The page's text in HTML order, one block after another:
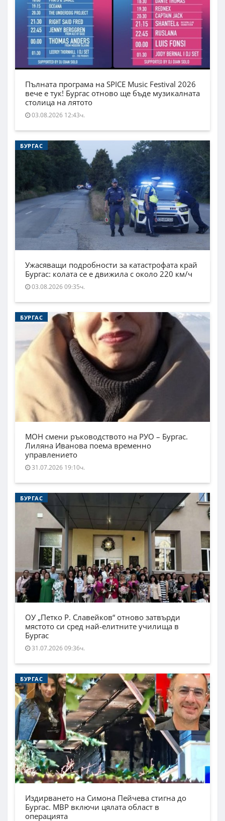
Пълната програма на SPICE Music Festival 2026
вече е тук! Бургас отново ще бъде музикалната
столица на лятото
03.08.2026 12:43ч.
БУРГАС
Ужасяващи подробности за катастрофата край
Бургас: колата се е движила с около 220 км/ч
03.08.2026 09:35ч.
БУРГАС
МОН смени ръководството на РУО – Бургас.
Лиляна Иванова поема временно
управлението
31.07.2026 19:10ч.
БУРГАС
ОУ „Петко Р. Славейков“ отново затвърди
мястото си сред най-елитните училища в
Бургас
31.07.2026 09:36ч.
БУРГАС
Издирването на Симона Пейчева стигна до
Бургас. МВР включи цялата област в
операцията